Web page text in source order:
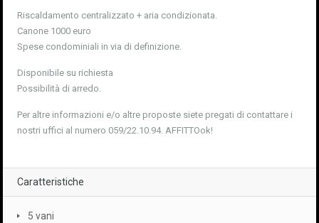
Riscaldamento centralizzato + aria condizionata.
Canone 1000 euro
Spese condominiali in via di definizione.
Disponibile su richiesta
Possibilità di arredo.
Per altre informazioni e/o altre proposte siete pregati di contattare i
nostri uffici al numero 059/22.10.94. AFFITTOok!
Caratteristiche
5 vani